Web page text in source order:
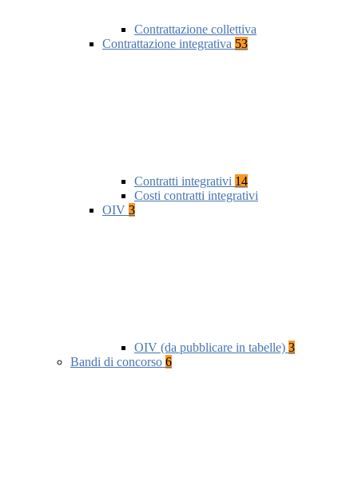
Contrattazione collettiva
Contrattazione integrativa 53
Contratti integrativi 14
Costi contratti integrativi
OIV 3
OIV (da pubblicare in tabelle) 3
Bandi di concorso 6